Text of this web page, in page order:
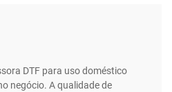
DTF para uso doméstico
negócio. A qualidade de